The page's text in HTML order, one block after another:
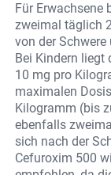
Für Erwachsene
zweimal täglich
von der
Bei Kindern liegt
10 mg pro
maximalen
Kilogramm (bis
ebenfalls
sich nach der
Cefuroxim 500